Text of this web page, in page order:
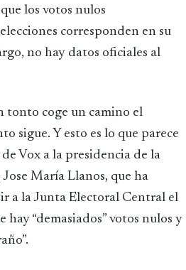
los votos nulos
corresponden en su
no hay datos oficiales al
tonto coge un camino el
sigue. Y esto es lo que parece
Vox a la presidencia de la
María Llanos, que ha
a la Junta Electoral Central el
“demasiados” votos nulos y